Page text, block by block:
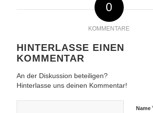
0
KOMMENTARE
HINTERLASSE EINEN
KOMMENTAR
An der Diskussion beteiligen?
Hinterlasse uns deinen Kommentar!
Name